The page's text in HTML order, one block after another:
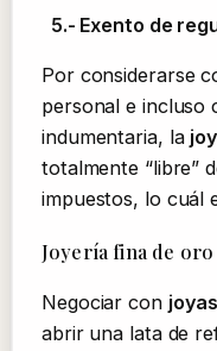
5.- Exento de
Por considerarse
personal e incluso
indumentaria, la
totalmente “libre”
impuestos, lo cuál
Joyería fina de oro
Negociar con
abrir una lata de